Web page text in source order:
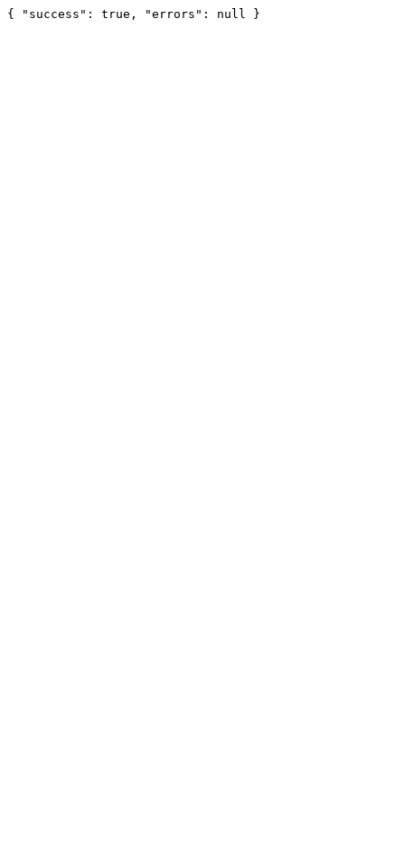
{ "success": true, "errors": null }